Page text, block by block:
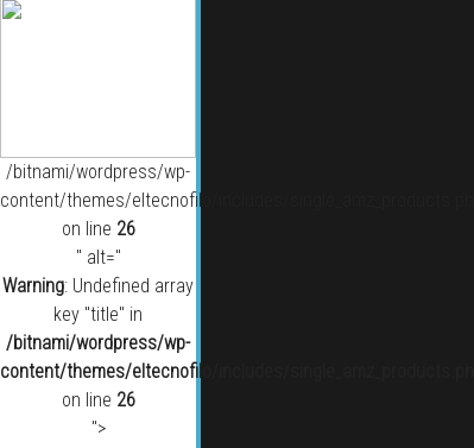
/bitnami/wordpress/wp-
content/themes/eltecnofilo/includes/single_amz_products.php
on line 26
" alt="
Warning: Undefined array
key "title" in
/bitnami/wordpress/wp-
content/themes/eltecnofilo/includes/single_amz_products.php
on line 26
">